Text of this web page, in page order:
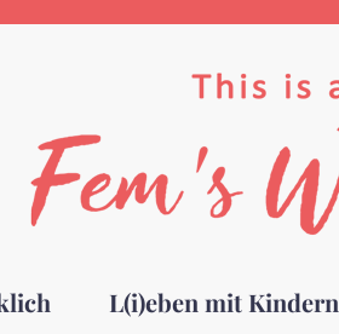
L(i)eben mit Kindern